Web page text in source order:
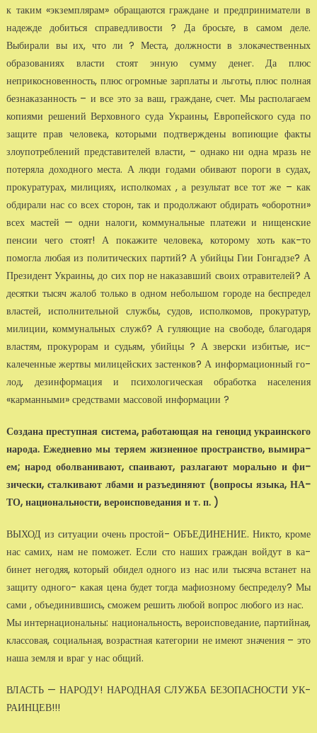
к та­ким «экземплярам» обращаются граждане и предприниматели в
надеж­де добиться справедливости ? Да бросьте, в самом деле.
Выбирали вы их, что ли ? Места, должности в злокачественных
образованиях влас­ти стоят энную сумму денег. Да плюс
неприкосновенность, плюс ог­ромные зарплаты и льготы, плюс полная
безнаказанность – и все это за ваш, граждане, счет. Мы располагаем
копиями решений Верховного су­да Украины, Европейского суда по
защите прав человека, которыми подтверждены вопиющие факты
злоупотреблений представителей власти, – однако ни одна мразь не
потеряла доходного места. А люди годами обивают пороги в судах,
прокуратурах, милициях, исполкомах , а результат все тот же – как
обдирали нас со всех сторон, так и продол­жают обдирать «оборотни»
всех мастей — одни налоги, коммунальные платежи и нищенские
пенсии чего стоят! А покажите человека, которо­му хоть как-то
помогла любая из политических партий? А убийцы Гии Гонгадзе? А
Президент Украины, до сих пор не наказавший своих отра­вителей? А
десятки тысяч жалоб только в одном небольшом городе на беспредел
властей, исполнительной службы, судов, исполкомов, про­куратур,
милиции, коммунальных служб? А гуляющие на свободе, бла­годаря
властям, прокурорам и судьям, убийцы ? А зверски избитые, ис­
калеченные жертвы милицейских застенков? А информационный го­
лод, дезинформация и психологическая обработка населения
«карманными» средствами массовой информации ?
Создана преступная система, работающая на геноцид украинского
народа. Ежедневно мы теряем жизненное пространство, вымира­
ем; народ оболванивают, спаивают, разлагают морально и фи­
зически, сталкивают лбами и разъединяют (вопросы языка, НА­
ТО, национальности, вероисповедания и т. п. )
ВЫХОД из ситуации очень простой- ОБЪЕДИНЕНИЕ. Никто, кро­ме
нас самих, нам не поможет. Если сто наших граждан войдут в ка­
бинет негодяя, который обидел одного из нас или тысяча встанет на
за­щиту одного- какая цена будет тогда мафиозному беспределу? Мы
са­ми , объединившись, сможем решить любой вопрос любого из нас.
Мы интернациональны: национальность, вероисповедание, партий­ная,
классовая, социальная, возрастная категории не имеют значения – это
наша земля и враг у нас общий.
ВЛАСТЬ — НАРОДУ! НАРОДНАЯ СЛУЖБА БЕЗОПАСНОСТИ УК­
РАИНЦЕВ!!!